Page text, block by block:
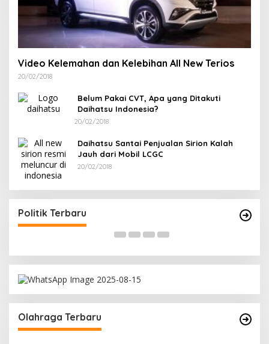
Video Kelemahan dan Kelebihan All New Terios
20/02/2018
Belum Pakai CVT, Apa yang Ditakuti
Daihatsu Indonesia?
20/02/2018
Daihatsu Santai Penjualan Sirion Kalah
Jauh dari Mobil LCGC
20/02/2018
Politik Terbaru
Besar Bangkitkan Golkar Bangka Selatan
Di Bangka Selatan, Politik
Olahraga Terbaru